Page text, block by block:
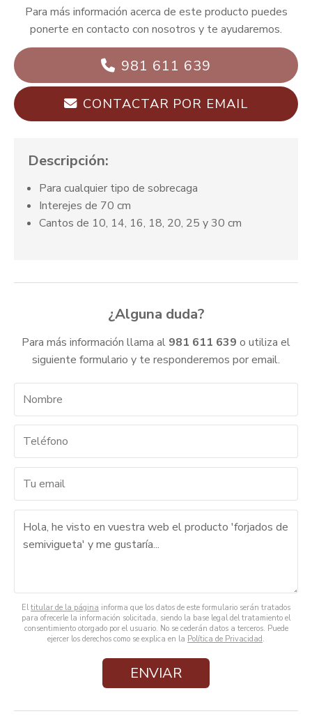
Para más información acerca de este producto puedes
ponerte en contacto con nosotros y te ayudaremos.
981 611 639
CONTACTAR POR EMAIL
Descripción:
Para cualquier tipo de sobrecaga
Interejes de 70 cm
Cantos de 10, 14, 16, 18, 20, 25 y 30 cm
¿Alguna duda?
Para más información llama al 981 611 639 o utiliza el
siguiente formulario y te responderemos por email.
Eltitular de la página informa que los datos de este formulario serán tratados
para ofrecerle la información solicitada, siendo la base legal del tratamiento el
consentimiento otorgado por el usuario. No se cederán datos a terceros. Puede
ejercer los derechos como se explica en la Política de Privacidad.